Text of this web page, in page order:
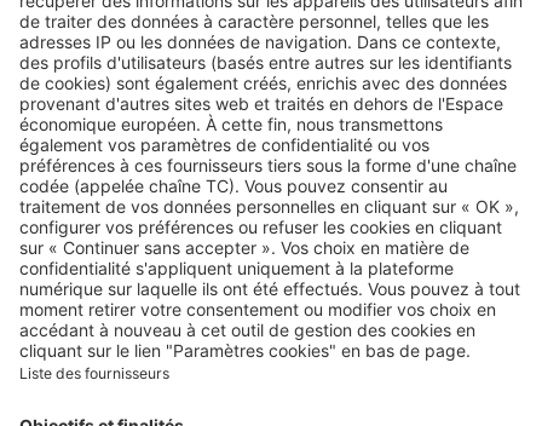
Retrouvez-nous sur …
A propos
Qui sommes-nous ?
Contacter le service client
Nous rejoindre
Presse